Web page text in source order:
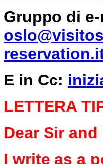
Gruppo di
E in Cc:
LETTERA
Dear Sir and
I write as a